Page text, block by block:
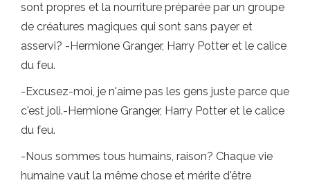
sont propres et la nourriture préparée par un groupe
de créatures magiques qui sont sans payer et
asservi? -Hermione Granger, Harry Potter et le calice
du feu.
-Excusez-moi, je n'aime pas les gens juste parce que
c'est joli.-Hermione Granger, Harry Potter et le calice
du feu.
-Nous sommes tous humains, raison? Chaque vie
humaine vaut la même chose et mérite d'être